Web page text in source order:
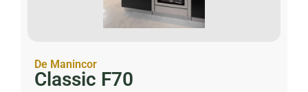
De Manincor
Classic F70